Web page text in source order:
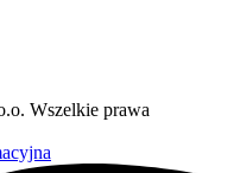
Wszelkie prawa